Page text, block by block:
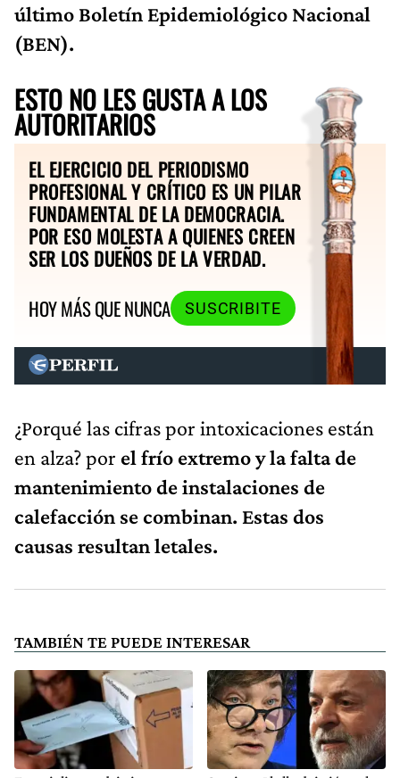
último Boletín Epidemiológico Nacional
(BEN).
ESTO NO LES GUSTA A LOS
AUTORITARIOS
EL EJERCICIO DEL PERIODISMO
PROFESIONAL Y CRÍTICO ES UN PILAR
FUNDAMENTAL DE LA DEMOCRACIA.
POR ESO MOLESTA A QUIENES CREEN
SER LOS DUEÑOS DE LA VERDAD.
HOY MÁS QUE NUNCA
SUSCRIBITE
¿Porqué las cifras por intoxicaciones están
en alza? por el frío extremo y la falta de
mantenimiento de instalaciones de
calefacción se combinan. Estas dos
causas resultan letales.
TAMBIÉN TE PUEDE INTERESAR